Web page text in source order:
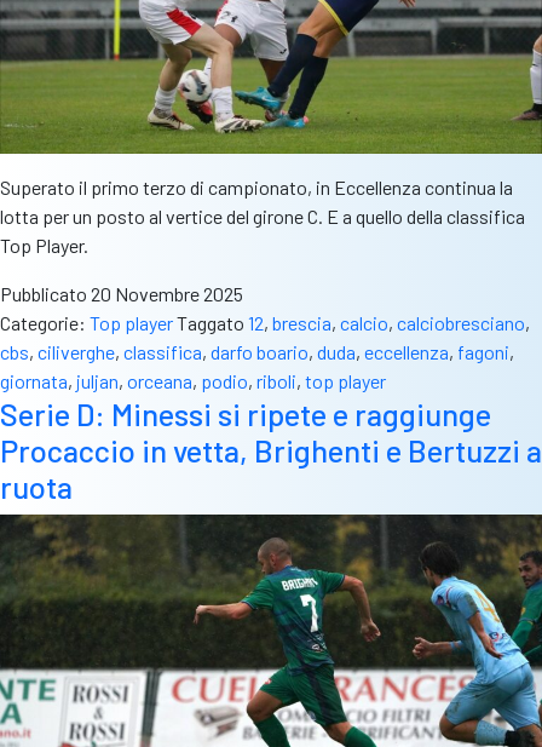
Superato il primo terzo di campionato, in Eccellenza continua la
lotta per un posto al vertice del girone C. E a quello della classifica
Top Player.
Pubblicato 20 Novembre 2025
Categorie: Top playerTaggato 12, brescia, calcio, calciobresciano,
cbs, ciliverghe, classifica, darfo boario, duda, eccellenza, fagoni,
giornata, juljan, orceana, podio, riboli, top player
Serie D: Minessi si ripete e raggiunge
Procaccio in vetta, Brighenti e Bertuzzi a
ruota